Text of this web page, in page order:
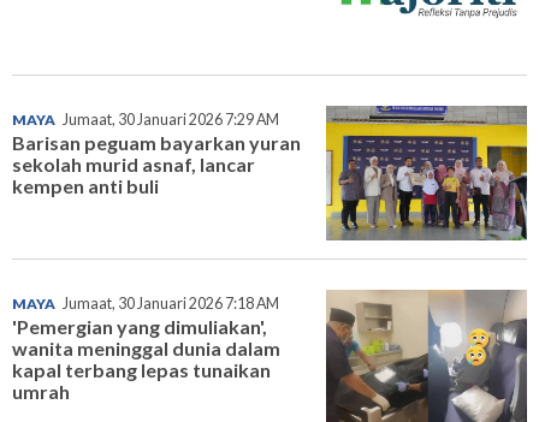
MAYA Jumaat, 30 Januari 2026 7:29 AM
Barisan peguam bayarkan yuran
sekolah murid asnaf, lancar
kempen anti buli
MAYA Jumaat, 30 Januari 2026 7:18 AM
'Pemergian yang dimuliakan',
wanita meninggal dunia dalam
kapal terbang lepas tunaikan
umrah